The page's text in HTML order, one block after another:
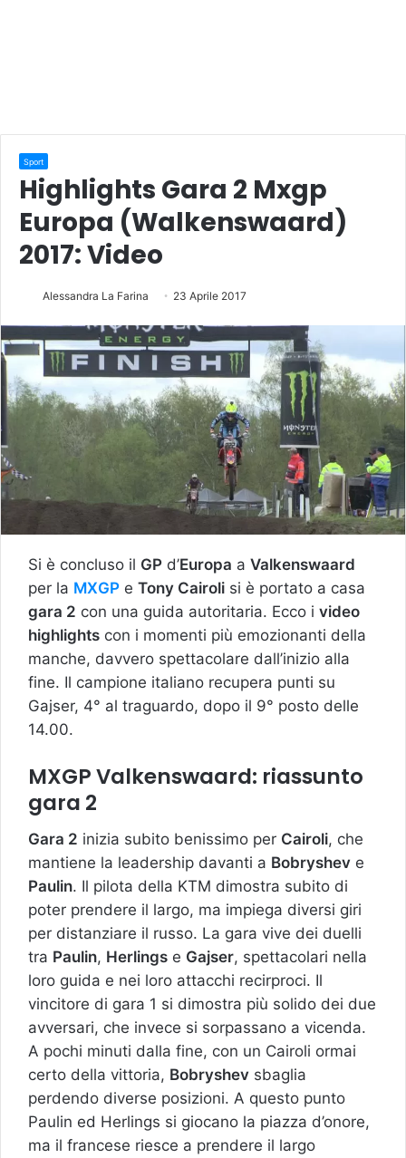
Sport
Highlights Gara 2 Mxgp
Europa (Walkenswaard)
2017: Video
Alessandra La Farina 23 Aprile 2017
Si è concluso il GP d’Europa a Valkenswaard
per la MXGP e Tony Cairoli si è portato a casa
gara 2 con una guida autoritaria. Ecco i video
highlights con i momenti più emozionanti della
manche, davvero spettacolare dall’inizio alla
fine. Il campione italiano recupera punti su
Gajser, 4° al traguardo, dopo il 9° posto delle
14.00.
MXGP Valkenswaard: riassunto
gara 2
Gara 2 inizia subito benissimo per Cairoli, che
mantiene la leadership davanti a Bobryshev e
Paulin. Il pilota della KTM dimostra subito di
poter prendere il largo, ma impiega diversi giri
per distanziare il russo. La gara vive dei duelli
tra Paulin, Herlings e Gajser, spettacolari nella
loro guida e nei loro attacchi recirproci. Il
vincitore di gara 1 si dimostra più solido dei due
avversari, che invece si sorpassano a vicenda.
A pochi minuti dalla fine, con un Cairoli ormai
certo della vittoria, Bobryshev sbaglia
perdendo diverse posizioni. A questo punto
Paulin ed Herlings si giocano la piazza d’onore,
ma il francese riesce a prendere il largo